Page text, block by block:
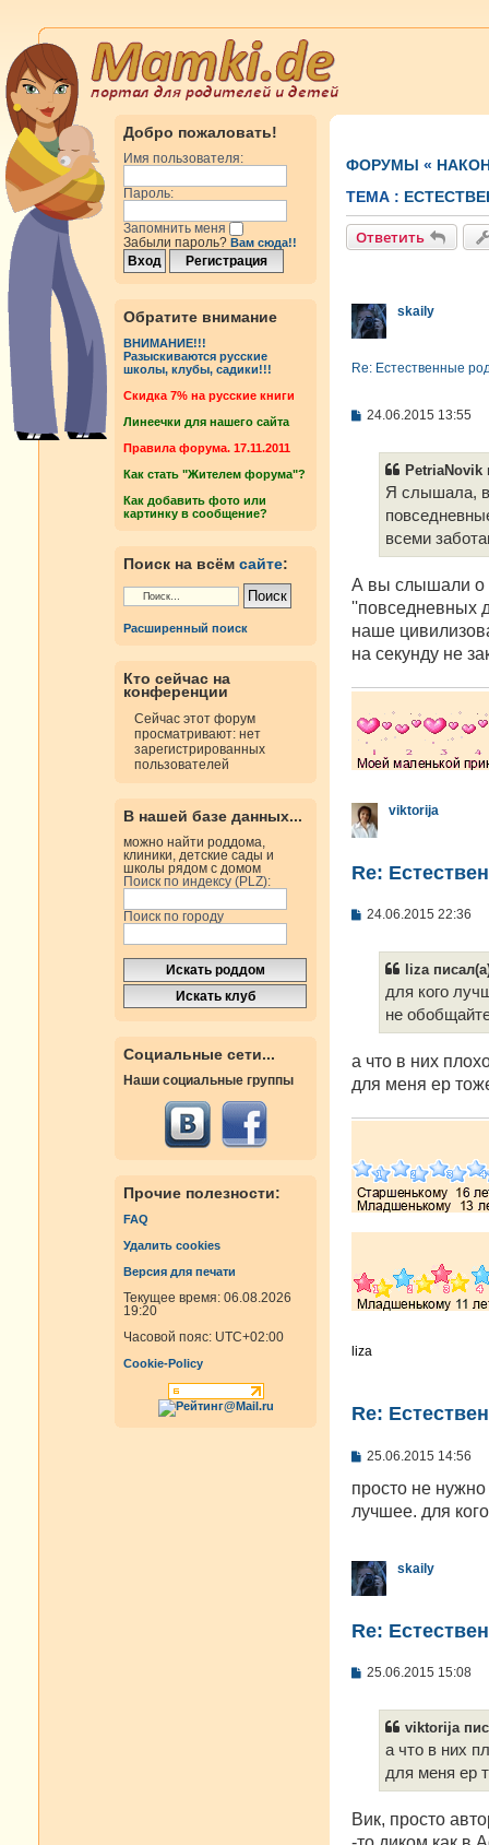
Добро пожаловать!
Имя пользователя:
Пароль:
Запомнить меня
Забыли пароль? Вам сюда!!
Обратите внимание
ВНИМАНИЕ!!!
Разыскиваются русские
школы, клубы, садики!!!
Cкидка 7% на русские книги
Линеечки для нашего сайта
Правила форума. 17.11.2011
Как стать "Жителем форума"?
Как добавить фото или
картинку в сообщение?
Поиск на всём сайте:
Расширенный поиск
Кто сейчас на
конференции
Сейчас этот форум
просматривают: нет
зарегистрированных
пользователей
В нашей базе данных...
можно найти роддома,
клиники, детские сады и
школы рядом с домом
Поиск по индексу (PLZ):
Поиск по городу
Социальные сети...
Наши социальные группы
Прочие полезности:
FAQ
Удалить cookies
Версия для печати
Текущее время: 06.08.2026
19:20
Часовой пояс: UTC+02:00
Cookie-Policy
ФОРУМЫ «
ТЕМА :
Ответить
skaily
Re: Естественные
С
24.06.2015 13:55
PetriaNovik
Я слышала, в
всеми
А вы слышали о
''повседневных
наше
на секунду не
viktorija
Re:
С
24.06.2015 22:36
liza
для кого
не
а что в них
для меня ер
liza
Re:
С
о
б
щ
и
е
25.06.2015 14:56
просто не
лучшее. для
skaily
Re:
С
25.06.2015 15:08
viktorija
а что в них
для меня ер
Вик, просто